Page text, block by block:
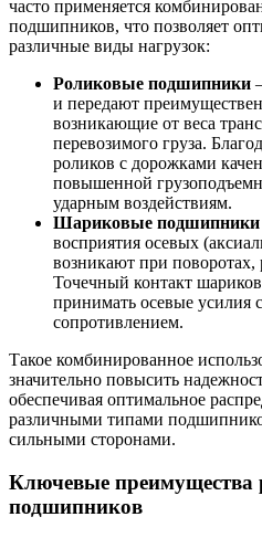
часто применяется
подшипников, что позволяет
различные виды нагрузок:
Роликовые подшипники
и передают
возникающие от веса
перевозимого груза.
роликов с дорожками
повышенной
ударным воздействиям.
Шариковые подшипники
восприятия осевых
возникают при
Точечный контакт
принимать осевые
сопротивлением.
Такое комбинированное
значительно повысить
обеспечивая оптимальное
различными типами
сильными сторонами.
Ключевые преимущества
подшипников